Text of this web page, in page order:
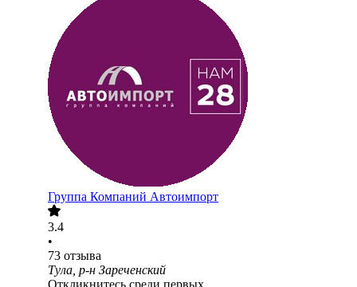
Группа Компаний Автоимпорт
3.4
•
73 отзыва
Тула, р-н Зареченский